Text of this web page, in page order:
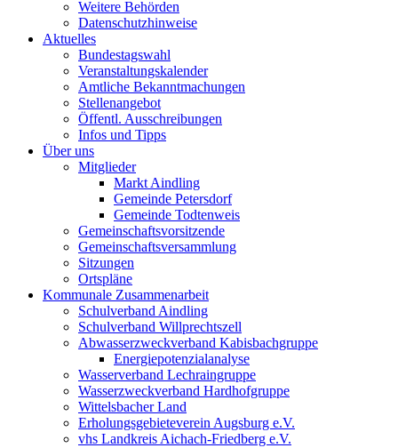
Weitere Behörden
Datenschutzhinweise
Aktuelles
Bundestagswahl
Veranstaltungskalender
Amtliche Bekanntmachungen
Stellenangebot
Öffentl. Ausschreibungen
Infos und Tipps
Über uns
Mitglieder
Markt Aindling
Gemeinde Petersdorf
Gemeinde Todtenweis
Gemeinschaftsvorsitzende
Gemeinschaftsversammlung
Sitzungen
Ortspläne
Kommunale Zusammenarbeit
Schulverband Aindling
Schulverband Willprechtszell
Abwasserzweckverband Kabisbachgruppe
Energiepotenzialanalyse
Wasserverband Lechraingruppe
Wasserzweckverband Hardhofgruppe
Wittelsbacher Land
Erholungsgebieteverein Augsburg e.V.
vhs Landkreis Aichach-Friedberg e.V.